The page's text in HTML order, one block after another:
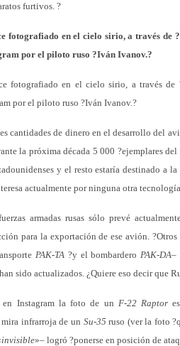
furtivos. ?
fotografiado en el cielo sirio, a través de
por el piloto ruso ?Iván Ivanov.?
fotografiado en el cielo sirio, a través de
por el piloto ruso ?Iván Ivanov.?
cantidades de dinero en el desarrollo del
la próxima década 5 000 ?ejemplares del
y el resto estaría destinado a
actualmente por ninguna otra
armadas rusas sólo prevé
para la exportación de ese avión.
PAK-TA?y el bombarderoPAK-DA–
han sido actualizados. ¿Quiere eso decir que
en Instagram la foto de un F-22 Raptor
infrarroja de un Su-35 ruso (ver la foto
invisible»– logró ?ponerse en posición de